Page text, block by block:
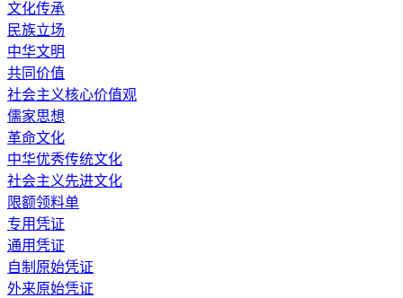
文化传承
民族立场
中华文明
共同价值
社会主义核心价值观
儒家思想
革命文化
中华优秀传统文化
社会主义先进文化
限额领料单
专用凭证
通用凭证
自制原始凭证
外来原始凭证